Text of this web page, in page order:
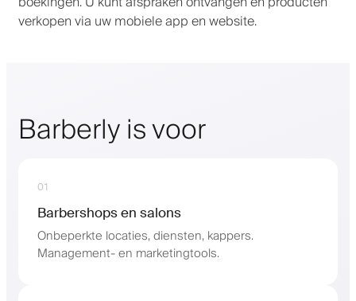
verkopen via uw mobiele app en website.
Barberly is voor
01
Barbershops en salons
Onbeperkte locaties, diensten, kappers.
Management- en marketingtools.